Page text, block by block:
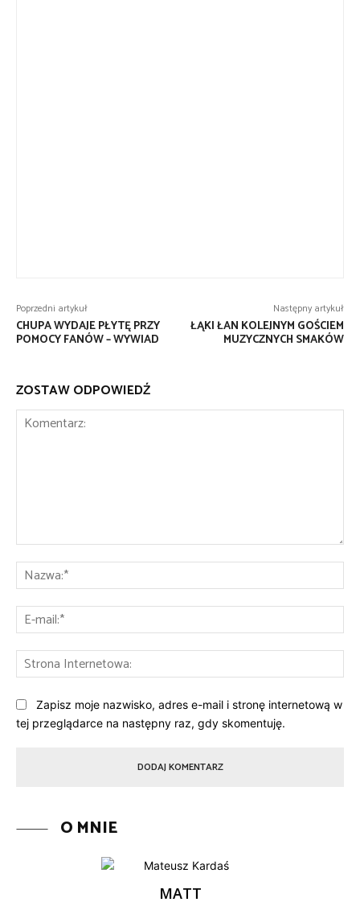
Poprzedni artykuł
CHUPA WYDAJE PŁYTĘ PRZY
POMOCY FANÓW – WYWIAD
Następny artykuł
ŁĄKI ŁAN KOLEJNYM GOŚCIEM
MUZYCZNYCH SMAKÓW
ZOSTAW ODPOWIEDŹ
Zapisz moje nazwisko, adres e-mail i stronę internetową w
tej przeglądarce na następny raz, gdy skomentuję.
O MNIE
MATT